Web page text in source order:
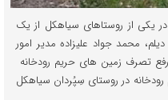
یکی از روستاهای سیاهکل از یک
محمد جواد علیزاده مدیر امور
تصرف زمین های حریم رودخانه
رودخانه در روستای سِپُردان سیاهکل